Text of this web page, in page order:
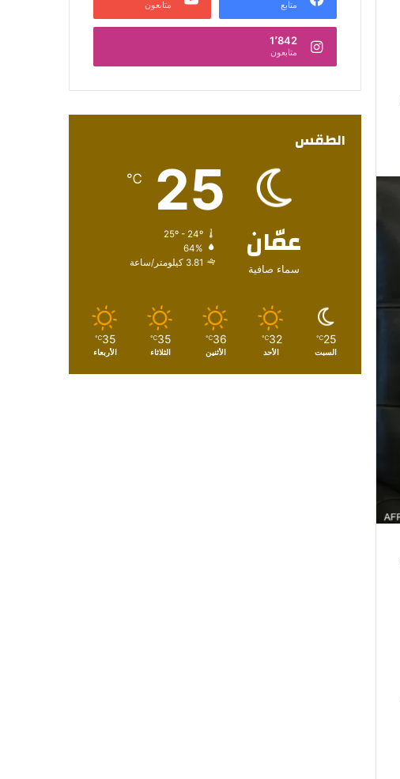
متابع متابعون
1٬842
متابعون
الطقس
عمّان
سماء صافية
25
℃
25º - 24º
64%
3.81 كيلومتر/ساعة
25
℃
السبت
32
℃
الأحد
36
℃
الأثنين
35
℃
الثلاثاء
35
℃
الأربعاء